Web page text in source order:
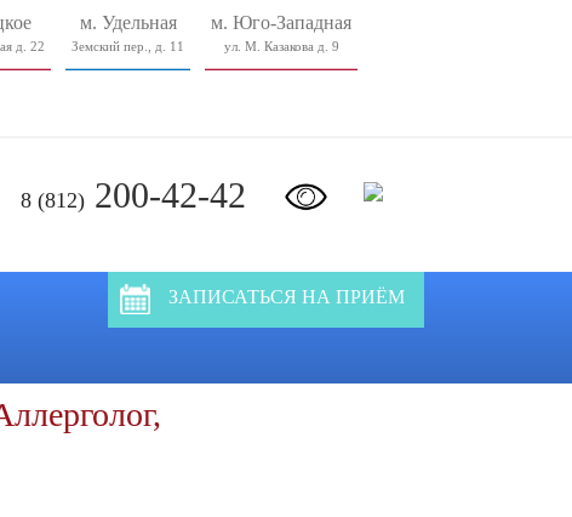
д. 22
м. Удельная
Земский пер., д. 11
м. Юго-Западная
ул. М. Казакова д. 9
8 (812) 200-42-42
ЗАПИСАТЬСЯ НА ПРИЁМ